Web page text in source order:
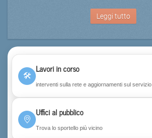
Leggi tutto
🛠
Lavori in corso
interventi sulla rete e aggiornamenti sul servizio
Uffici al pubblico
Trova lo sportello più vicino